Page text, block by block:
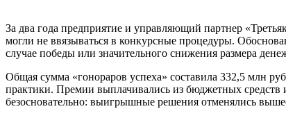
За два года предприятие и управляющий партнер
могли не ввязываться в конкурсные процедуры.
случае победы или значительного снижения размера
Общая сумма «гонораров успеха» составила 332,5 млн
практики. Премии выплачивались из бюджетных средств
безосновательно: выигрышные решения отменялись